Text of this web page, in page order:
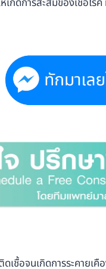
เชื้อจนเกิดการระคาย